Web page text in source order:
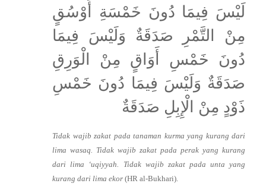
لَيْسَ فِيمَا دُونَ خَمْسَةِ أَوْسُقٍ
مِنْ التَّمْرِ صَدَقَةٌ وَلَيْسَ فِيمَا
دُونَ خَمْسِ أَوَاقٍ مِنْ الْوَرِقِ
صَدَقَةٌ وَلَيْسَ فِيمَا دُونَ خَمْسِ
ذَوْدٍ مِنْ الْإِبِلِ صَدَقَةٌ
Tidak wajib zakat pada tanaman kurma yang kurang dari
lima wasaq. Tidak wajib zakat pada perak yang kurang
dari lima ‘uqiyyah. Tidak wajib zakat pada unta yang
kurang dari lima ekor(HR al-Bukhari).